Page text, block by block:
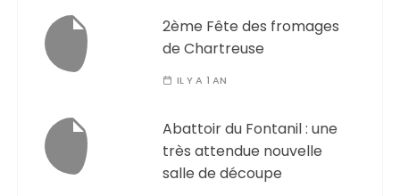
2ème Fête des fromages
de Chartreuse
IL Y A 1 AN
Abattoir du Fontanil : une
très attendue nouvelle
salle de découpe